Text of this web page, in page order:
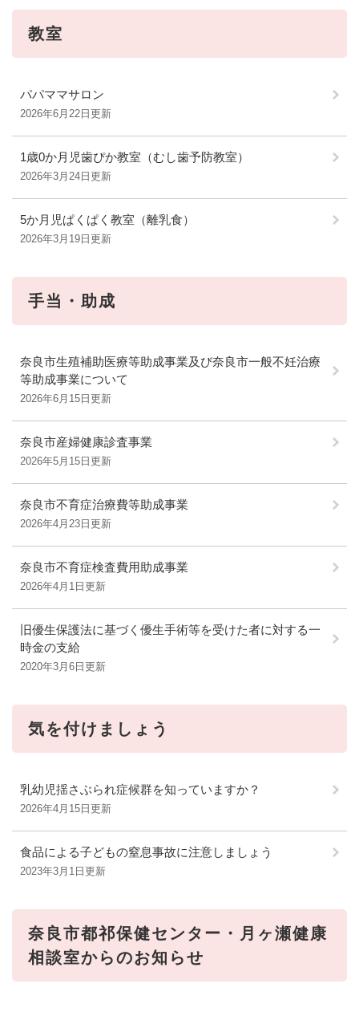
教室
パパママサロン
2026年6月22日更新
1歳0か月児歯ぴか教室（むし歯予防教室）
2026年3月24日更新
5か月児ぱくぱく教室（離乳食）
2026年3月19日更新
手当・助成
奈良市生殖補助医療等助成事業及び奈良市一般不妊治療
等助成事業について
2026年6月15日更新
奈良市産婦健康診査事業
2026年5月15日更新
奈良市不育症治療費等助成事業
2026年4月23日更新
奈良市不育症検査費用助成事業
2026年4月1日更新
旧優生保護法に基づく優生手術等を受けた者に対する一
時金の支給
2020年3月6日更新
気を付けましょう
乳幼児揺さぶられ症候群を知っていますか？
2026年4月15日更新
食品による子どもの窒息事故に注意しましょう
2023年3月1日更新
奈良市都祁保健センター・月ヶ瀬健康
相談室からのお知らせ